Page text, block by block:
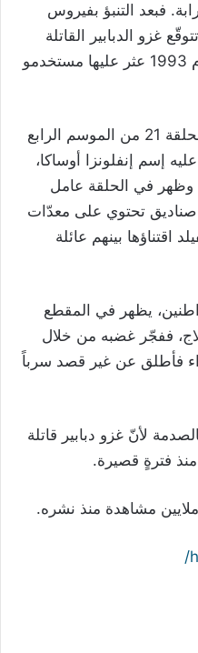
فبعد التنبؤ بفيروس
غزو الدبابير القاتلة
أيضاً، وذلك وفقاً لحلقةٍ من العام 1993 عثر عليها مستخدمو
وفي التّفاصيل، فقد ظهر في الحلقة 21 من الموسم الرابع
إسم إنفلونزا أوساكا،
وظهر في الحلقة عامل
تحتوي على معدّات
بينهم عائلة
يظهر في المقطع
ففجّر غضبه من خلال
فأطلق عن غير قصد سرباً
لأنّ غزو دبابير قاتلة
فترةٍ قصيرة.